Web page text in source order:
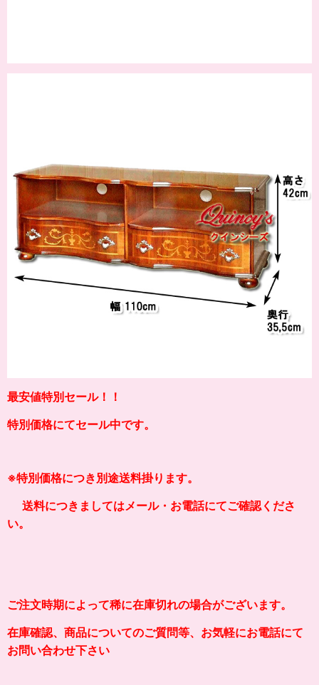
最安値特別セール！！
特別価格にてセール中です。
※特別価格につき別途送料掛り ます。
送料につきましてはメール・お電話にてご確認くださ
い。
ご注文時期によって稀に在庫切れの場合がございます。
在庫確認、商品についてのご質問等、お気軽にお電話にて
お問い合わせ下さい